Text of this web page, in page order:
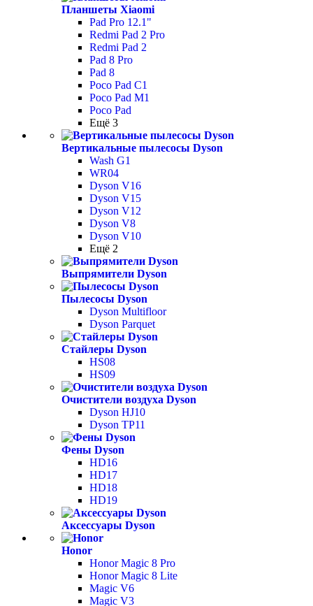
Планшеты Xiaomi
Pad Pro 12.1"
Redmi Pad 2 Pro
Redmi Pad 2
Pad 8 Pro
Pad 8
Poco Pad С1
Poco Pad M1
Poco Pad
Ещё 3
Вертикальные пылесосы Dyson
Wash G1
WR04
Dyson V16
Dyson V15
Dyson V12
Dyson V8
Dyson V10
Ещё 2
Выпрямители Dyson
Пылесосы Dyson
Dyson Multifloor
Dyson Parquet
Стайлеры Dyson
HS08
HS09
Очистители воздуха Dyson
Dyson HJ10
Dyson TP11
Фены Dyson
HD16
HD17
HD18
HD19
Аксессуары Dyson
Honor
Honor Magic 8 Pro
Honor Magic 8 Lite
Magic V6
Magic V3